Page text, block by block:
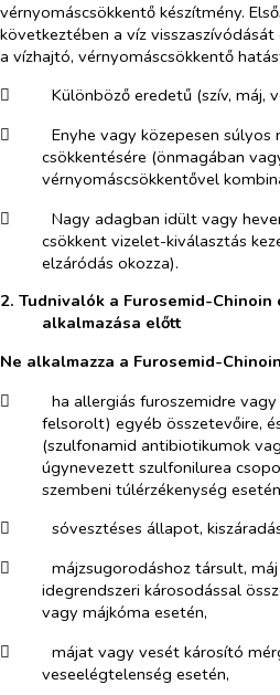
vérnyomáscsökkentő készítmény.
következtében a víz
a vízhajtó, vérnyomáscsökkentő
​
Különböző eredetű (szív, máj,
​
Enyhe vagy közepesen súlyos
csökkentésére (önmagában
vérnyomáscsökkentővel
​
Nagy adagban idült vagy
csökkent vizelet-kiválasztás
elzáródás okozza).
2. Tudnivalók a Furosemid-Chinoin
alkalmazása előtt
Ne alkalmazza a Furosemid-
​
ha allergiás furoszemidre
felsorolt) egyéb összetevőire,
(szulfonamid antibiotikumok
úgynevezett szulfonilurea
szembeni túlérzékenység
​
sóvesztéses állapot,
​
májzsugorodáshoz társult,
idegrendszeri károsodással
vagy májkóma esetén,
​
májat vagy vesét károsító
veseelégtelenség esetén,